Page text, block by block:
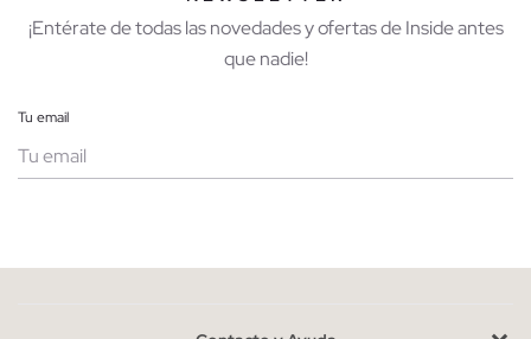
¡Entérate de todas las novedades y ofertas de Inside antes
que nadie!
Tu email